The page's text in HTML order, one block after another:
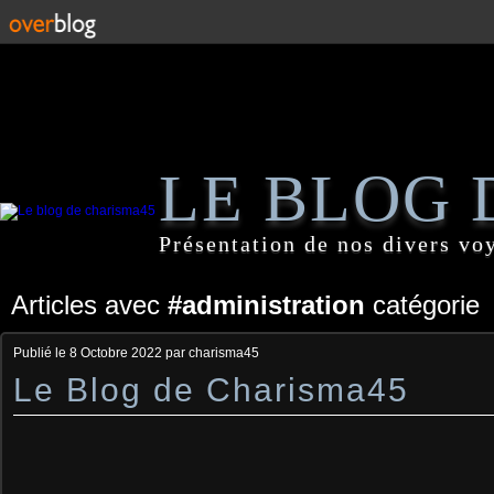
LE BLOG
Présentation de nos divers
Articles avec #administration catégorie
Publié le 8 Octobre 2022 par charisma45
Le Blog de Charisma45